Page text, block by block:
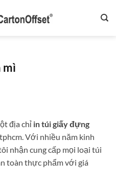
mì
địa chỉ in túi giấy đựng
Với nhiều năm kinh
nhận cung cấp mọi loại túi
toàn thực phẩm với giá